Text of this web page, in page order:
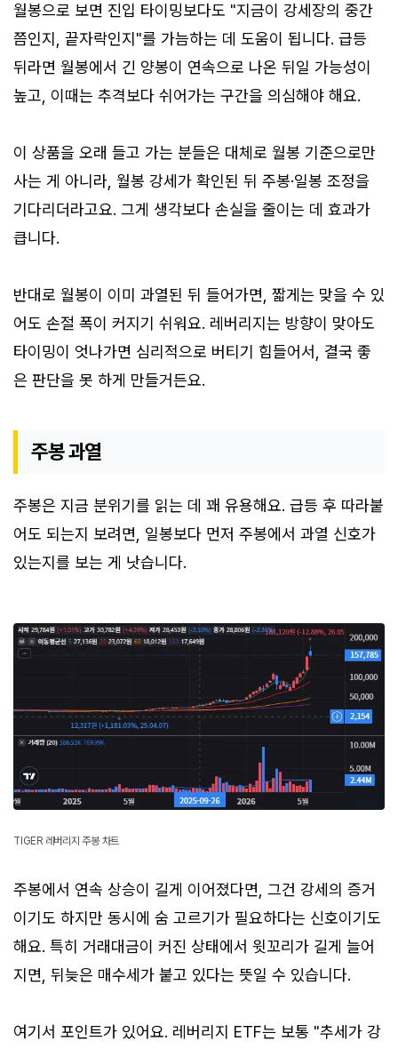
월봉으로 보면 진입 타이밍보다도 "지금이 강세장의 중간
쯤인지, 끝자락인지"를 가늠하는 데 도움이 됩니다. 급등
뒤라면 월봉에서 긴 양봉이 연속으로 나온 뒤일 가능성이
높고, 이때는 추격보다 쉬어가는 구간을 의심해야 해요.
이 상품을 오래 들고 가는 분들은 대체로 월봉 기준으로만
사는 게 아니라, 월봉 강세가 확인된 뒤 주봉·일봉 조정을
기다리더라고요. 그게 생각보다 손실을 줄이는 데 효과가
큽니다.
반대로 월봉이 이미 과열된 뒤 들어가면, 짧게는 맞을 수 있
어도 손절 폭이 커지기 쉬워요. 레버리지는 방향이 맞아도
타이밍이 엇나가면 심리적으로 버티기 힘들어서, 결국 좋
은 판단을 못 하게 만들거든요.
주봉 과열
주봉은 지금 분위기를 읽는 데 꽤 유용해요. 급등 후 따라붙
어도 되는지 보려면, 일봉보다 먼저 주봉에서 과열 신호가
있는지를 보는 게 낫습니다.
TIGER 레버리지 주봉 차트
주봉에서 연속 상승이 길게 이어졌다면, 그건 강세의 증거
이기도 하지만 동시에 숨 고르기가 필요하다는 신호이기도
해요. 특히 거래대금이 커진 상태에서 윗꼬리가 길게 늘어
지면, 뒤늦은 매수세가 붙고 있다는 뜻일 수 있습니다.
여기서 포인트가 있어요. 레버리지 ETF는 보통 "추세가 강